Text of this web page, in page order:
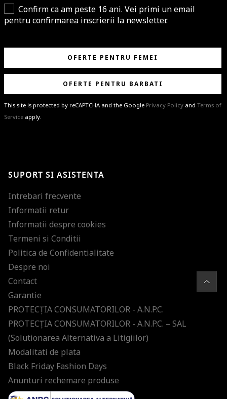
Confirm ca am peste 16 ani. Vei primi un email
pentru confirmarea inscrierii la newsletter.
OFERTE PENTRU FEMEI
OFERTE PENTRU BARBATI
This site is protected by reCAPTCHA and the Google Privacy Policy and Terms of
Service apply.
ultimele tendinte in moda!
SUPORT SI ASISTENTA
Intrebari frecvente
Informatii retur
Informatii despre cookies
Termeni si Conditii
Politica de Confidentialitate
Despre noi
Contact
Garantie
PROTECŢIA CONSUMATORILOR - A.N.P.C.
PROTECŢIA CONSUMATORILOR - A.N.P.C. – SAL
(Solutionarea Alternativa a Litigiilor)
Modalitati de plata
Black Friday Fashion Days
Anunturi rechemare produse